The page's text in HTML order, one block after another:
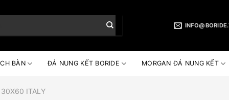
BÀN ĐÁ NUNG KẾT BORIDE MORGAN ĐÁ NUNG KẾT
30X60 ITALY